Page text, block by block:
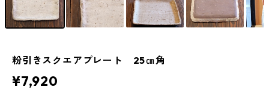
粉引きスクエアプレート 25㎝角
¥7,920